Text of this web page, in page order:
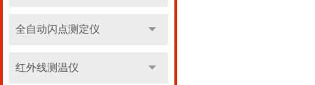
全自动闪点测定仪
红外线测温仪